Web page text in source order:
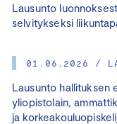
Lausunto
selvitykseksi
01.06.2026 /
Lausunto hallituksen
yliopistolain,
ja